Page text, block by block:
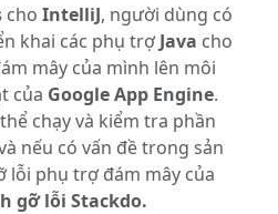
choIntelliJ, người dùng có
khai các phụ trợJava cho
mây của mình lên môi
của Google App Engine.
chạy và kiểm tra phần
nếu có vấn đề trong sản
lỗi phụ trợ đám mây của
gỡ lỗi Stackdo.